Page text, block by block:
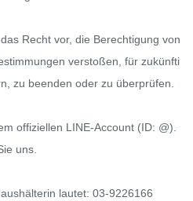
Recht vor, die Berechtigung von
verstoßen, für zukünfti
zu beenden oder zu überprüfen.
offiziellen LINE-Account (ID: @).
uns.
lautet: 03-9226166